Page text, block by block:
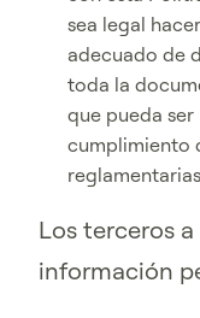
sea legal
adecuado de
toda la
que pueda
cumplimiento
Los terceros
información